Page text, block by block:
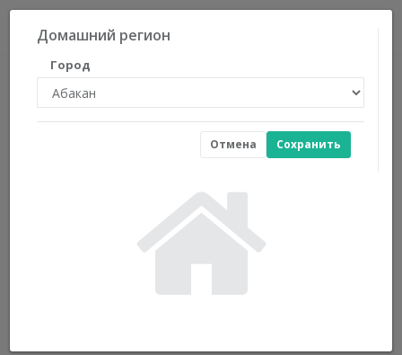
Домашний регион
Город
Сохранить
Отмена